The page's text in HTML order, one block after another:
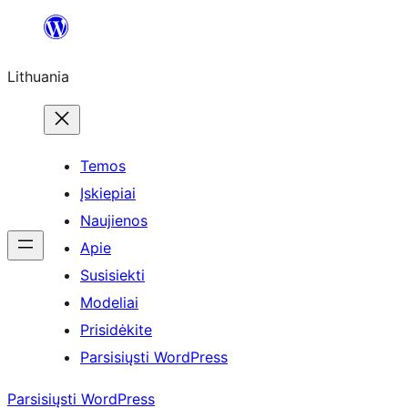
turinio
Lithuania
Temos
Įskiepiai
Naujienos
Apie
Susisiekti
Modeliai
Prisidėkite
Parsisiųsti WordPress
Parsisiųsti WordPress